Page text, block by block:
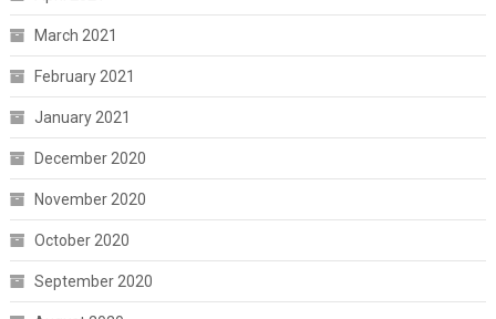
March 2021
February 2021
January 2021
December 2020
November 2020
October 2020
September 2020